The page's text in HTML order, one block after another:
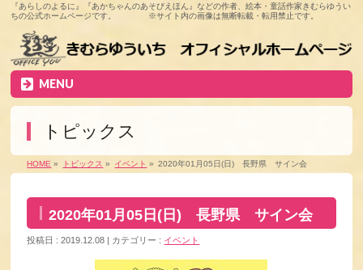
『あらしのよるに』『あかちゃんのあそびえほん』などの作者、絵本・童話作家きむらゆうい
ちの公式ホームページです。 ※サイト内の画像は無断転載・転用禁止です。
MENU
トピックス
HOME » トピックス » イベント » 2020年01月05日(日) 長野県 サイン会
2020年01月05日(日) 長野県 サイン会
投稿日 : 2019.12.08 カテゴリー : イベント